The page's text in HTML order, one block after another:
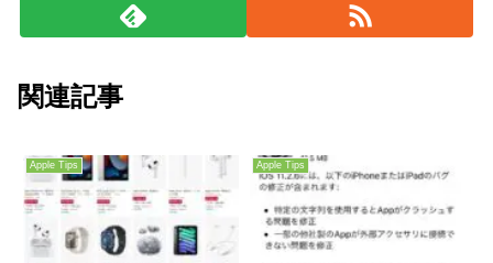
関連記事
Apple Tips Apple Tips